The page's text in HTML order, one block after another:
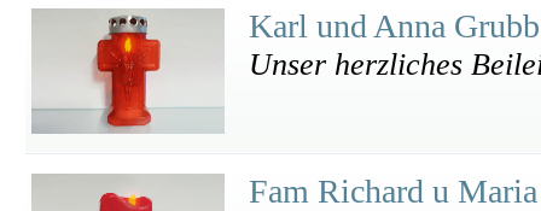
Karl und Anna
Unser herzliches
Fam Richard u